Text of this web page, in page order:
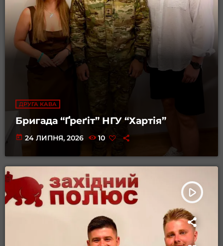
ДРУГА КАВА
Бригада “Ґреґіт” НГУ “Хартія”
today 24 ЛИПНЯ, 2026 10
play_arrow